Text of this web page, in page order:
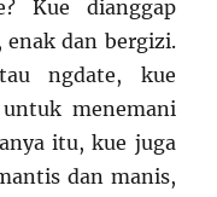
Kue dianggap
enak dan bergizi.
ngdate, kue
menemani
itu, kue juga
dan manis,